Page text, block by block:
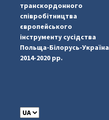
транскордонного
співробітництва
європейського
інструменту сусідства
Польща-Білорусь-Україна
2014-2020 рр.
C